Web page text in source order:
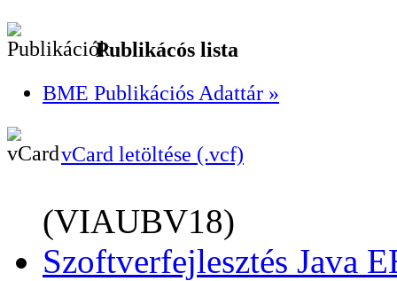
Publikácós lista
BME Publikációs Adattár »
vCard letöltése (.vcf)
(VIAUBV18)
Szoftverfejlesztés Java